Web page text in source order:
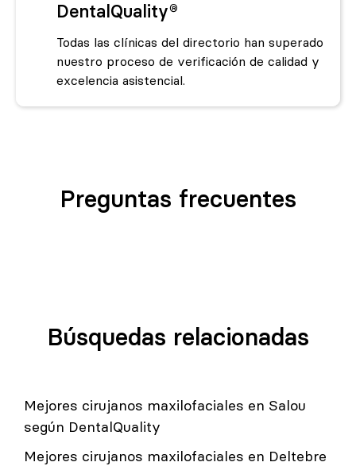
DentalQuality®
Todas las clínicas del directorio han superado
nuestro proceso de verificación de calidad y
excelencia asistencial.
Preguntas frecuentes
Búsquedas relacionadas
Mejores cirujanos maxilofaciales en Salou
según DentalQuality
Mejores cirujanos maxilofaciales en Deltebre